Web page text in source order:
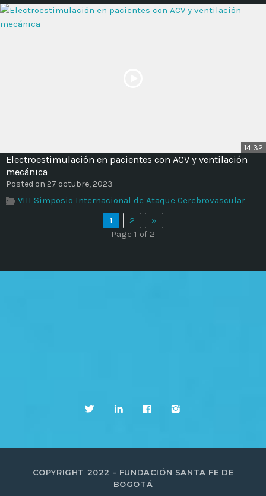
14:32
Electroestimulación en pacientes con ACV y ventilación
mecánica
Posted on 27 octubre, 2023
VIII Simposio Internacional de Ataque Cerebrovascular
1
2
»
Page 1 of 2
COPYRIGHT 2022 - FUNDACIÓN SANTA FE DE
BOGOTÁ